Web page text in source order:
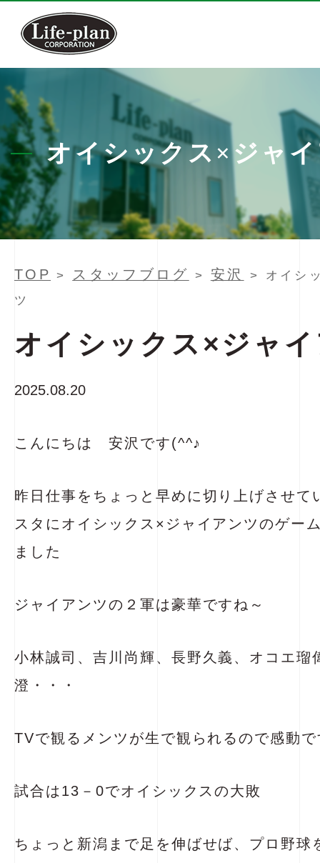
オイシックス×ジャ
TOP > スタッフブログ > 安沢
> オイシ
ツ
オイシックス×ジャ
2025.08.20
こんにちは 安沢です(^^♪
昨日仕事をちょっと早めに切り上げさせて
スタにオイシックス×ジャイアンツのゲー
ました
ジャイアンツの２軍は豪華ですね～
小林誠司、吉川尚輝、長野久義、オコエ瑠
澄・・・
TVで観るメンツが生で観られるので感動
試合は13－0でオイシックスの大敗
ちょっと新潟まで足を伸ばせば、プロ野球